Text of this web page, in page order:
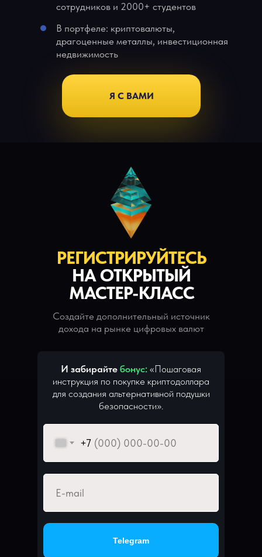
сотрудников и 2000+ студентов
В портфеле: криптовалюты,
драгоценные металлы, инвестиционная
недвижимость
Я С ВАМИ
И забирайте бонус: «Пошаговая
инструкция по покупке криптодоллара
для создания альтернативной подушки
безопасности».
Telegram
+7
Создайте дополнительный источник
дохода на рынке цифровых валют
РЕГИСТРИРУЙТЕСЬ
НА ОТКРЫТЫЙ
МАСТЕР-КЛАСС